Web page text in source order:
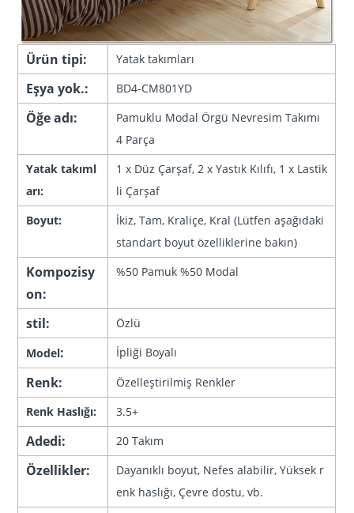
Ürün tipi: Yatak takımları
Eşya yok.: BD4-CM801YD
Öğe adı:
Pamuklu Modal Örgü Nevresim Takımı
4 Parça
Yatak takıml
arı:
1 x Düz Çarşaf, 2 x Yastık Kılıfı, 1 x Lastik
li Çarşaf
Boyut:
İkiz, Tam, Kraliçe, Kral (Lütfen aşağıdaki
standart boyut özelliklerine bakın)
Kompozisy
on:
%50 Pamuk %50 Modal
stil:
Özlü
Model: İpliği Boyalı
Renk:
Özelleştirilmiş Renkler
Renk Haslığı:
3.5+
Adedi: 20 Takım
Özellikler:
Dayanıklı boyut, Nefes alabilir, Yüksek r
enk haslığı, Çevre dostu, vb.